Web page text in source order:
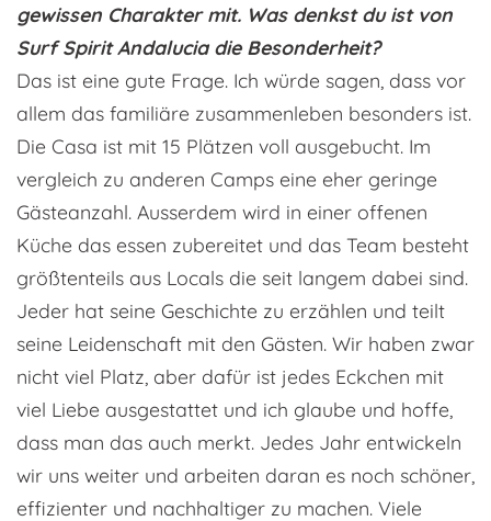
gewissen Charakter mit. Was denkst du ist von
Surf Spirit Andalucia die Besonderheit?
Das ist eine gute Frage. Ich würde sagen, dass vor
allem das familiäre zusammenleben besonders ist.
Die Casa ist mit 15 Plätzen voll ausgebucht. Im
vergleich zu anderen Camps eine eher geringe
Gästeanzahl. Ausserdem wird in einer offenen
Küche das essen zubereitet und das Team besteht
größtenteils aus Locals die seit langem dabei sind.
Jeder hat seine Geschichte zu erzählen und teilt
seine Leidenschaft mit den Gästen. Wir haben zwar
nicht viel Platz, aber dafür ist jedes Eckchen mit
viel Liebe ausgestattet und ich glaube und hoffe,
dass man das auch merkt. Jedes Jahr entwickeln
wir uns weiter und arbeiten daran es noch schöner,
effizienter und nachhaltiger zu machen. Viele